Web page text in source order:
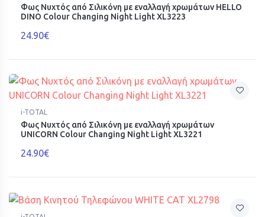
Φως Νυχτός από Σιλικόνη με εναλλαγή χρωμάτων HELLO
DINO Colour Changing Night Light XL3223
24.90€
i-TOTAL
Φως Νυχτός από Σιλικόνη με εναλλαγή χρωμάτων
UNICORN Colour Changing Night Light XL3221
24.90€